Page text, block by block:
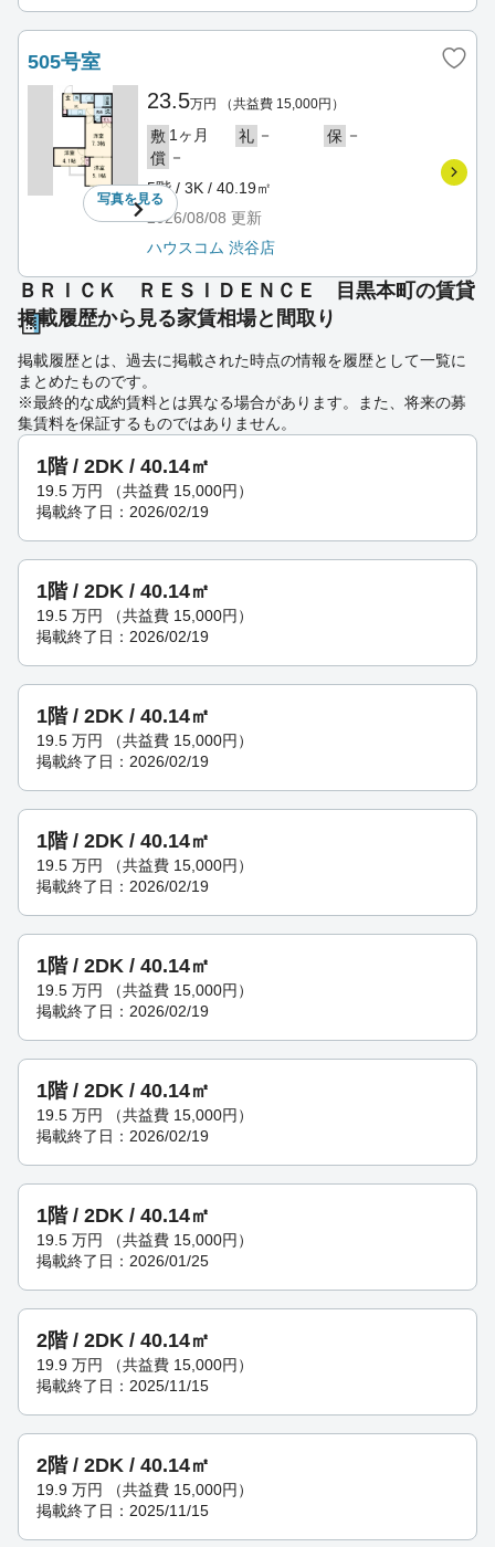
505号室
写真を見る
23.5万円 （共益費 15,000円）
敷 1ヶ月 礼 － 保 －
償 －
5階 / 3K / 40.19㎡
2026/08/08 更新
ハウスコム 渋谷店
ＢＲＩＣＫ ＲＥＳＩＤＥＮＣＥ 目黒本町の賃貸
掲載履歴から見る家賃相場と間取り
掲載履歴とは、過去に掲載された時点の情報を履歴として一覧に
まとめたものです。
※最終的な成約賃料とは異なる場合があります。また、将来の募
集賃料を保証するものではありません。
1階 / 2DK / 40.14㎡
19.5 万円
（共益費 15,000円）
掲載終了日：2026/02/19
1階 / 2DK / 40.14㎡
19.5 万円
（共益費 15,000円）
掲載終了日：2026/02/19
1階 / 2DK / 40.14㎡
19.5 万円
（共益費 15,000円）
掲載終了日：2026/02/19
1階 / 2DK / 40.14㎡
19.5 万円
（共益費 15,000円）
掲載終了日：2026/02/19
1階 / 2DK / 40.14㎡
19.5 万円
（共益費 15,000円）
掲載終了日：2026/02/19
1階 / 2DK / 40.14㎡
19.5 万円
（共益費 15,000円）
掲載終了日：2026/02/19
1階 / 2DK / 40.14㎡
19.5 万円
（共益費 15,000円）
掲載終了日：2026/01/25
2階 / 2DK / 40.14㎡
19.9 万円
（共益費 15,000円）
掲載終了日：2025/11/15
2階 / 2DK / 40.14㎡
19.9 万円
（共益費 15,000円）
掲載終了日：2025/11/15